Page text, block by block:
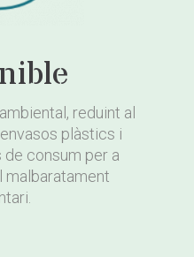
reduint al
plàstics i
consum per a
malbaratament